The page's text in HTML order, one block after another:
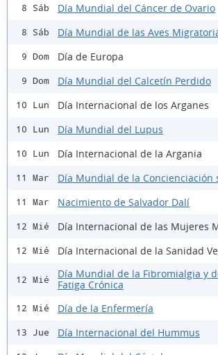
8 Sáb Día Mundial del Cáncer de Ovario
8 Sáb Día Mundial de las Aves
9 Dom Día de Europa
9 Dom Día Mundial del Calcetín Perdido
10 Lun Día Internacional de los Arganes
10 Lun Día Mundial del Lupus
10 Lun Día Internacional de la Argania
11 Mar Día Mundial de la Concienciación
11 Mar Nacimiento de Salvador Dalí
12 Mié Día Internacional de las Mujeres
12 Mié Día Internacional de la Sanidad
12 Mié
Día Mundial de la Fibromialgia y
Fatiga Crónica
12 Mié Día de la Enfermería
13 Jue Día Internacional del Hummus